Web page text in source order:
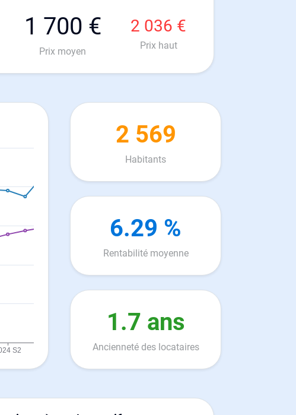
1 700 €
Prix moyen
2 036 €
Prix haut
2 569
Habitants
6.29 %
Rentabilité moyenne
1.7 ans
Ancienneté des locataires